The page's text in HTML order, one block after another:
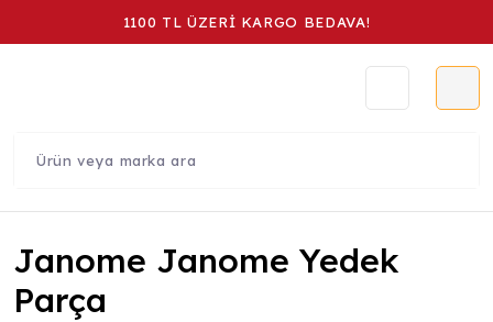
1100 TL ÜZERİ KARGO BEDAVA!
Janome Janome Yedek
Parça